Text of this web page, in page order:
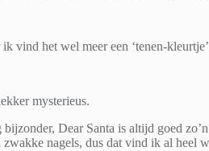
vind het wel meer een ‘tenen-
mysterieus.
Dear Santa is altijd goed
nagels, dus dat vind ik al heel